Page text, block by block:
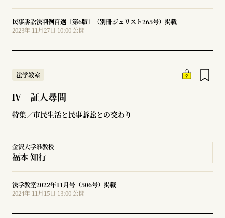
民事訴訟法判例百選〔第6版〕（別冊ジュリスト265号）掲載
2023年 11月27日 10:00 公開
法学教室
Ⅳ 証人尋問
特集／市民生活と民事訴訟との交わり
金沢大学准教授
福本 知行
法学教室2022年11月号（506号）掲載
2024年 11月15日 13:00 公開